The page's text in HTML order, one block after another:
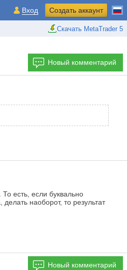
Скачать MetaTrader 5
Вход Создать аккаунт
Новый комментарий
есть, если буквально
наоборот, то результат
Новый комментарий